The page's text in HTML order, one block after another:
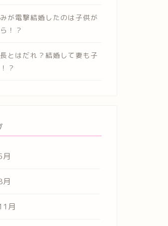
が電撃結婚したのは子供が
！？
とはだれ？結婚して妻も子
？
月